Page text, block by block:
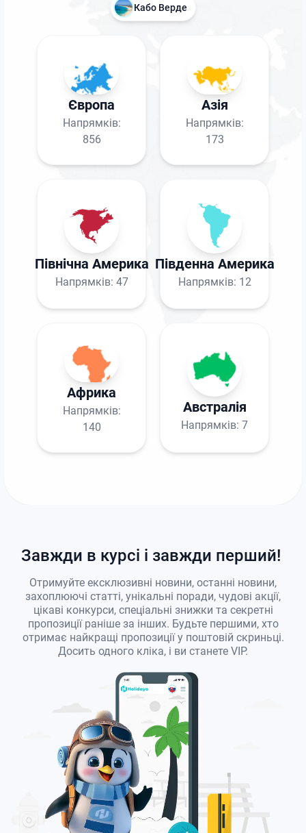
Кабо Верде
Європа
Напрямків:
856
Азія
Напрямків:
173
Північна Америка
Напрямків: 47
Південна Америка
Напрямків: 12
Африка
Напрямків:
140
Австралія
Напрямків: 7
Завжди в курсі і завжди перший!
Отримуйте ексклюзивні новини, останні новини,
захоплюючі статті, унікальні поради, чудові акції,
цікаві конкурси, спеціальні знижки та секретні
пропозиції раніше за інших. Будьте першими, хто
отримає найкращі пропозиції у поштовій скриньці.
Досить одного кліка, і ви станете VIP.